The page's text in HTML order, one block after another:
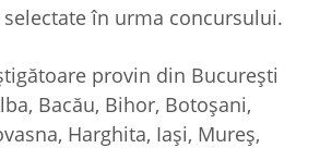
în urma concursului.
provin din București
Bacău, Bihor, Botoșani,
Harghita, Iași, Mureș,